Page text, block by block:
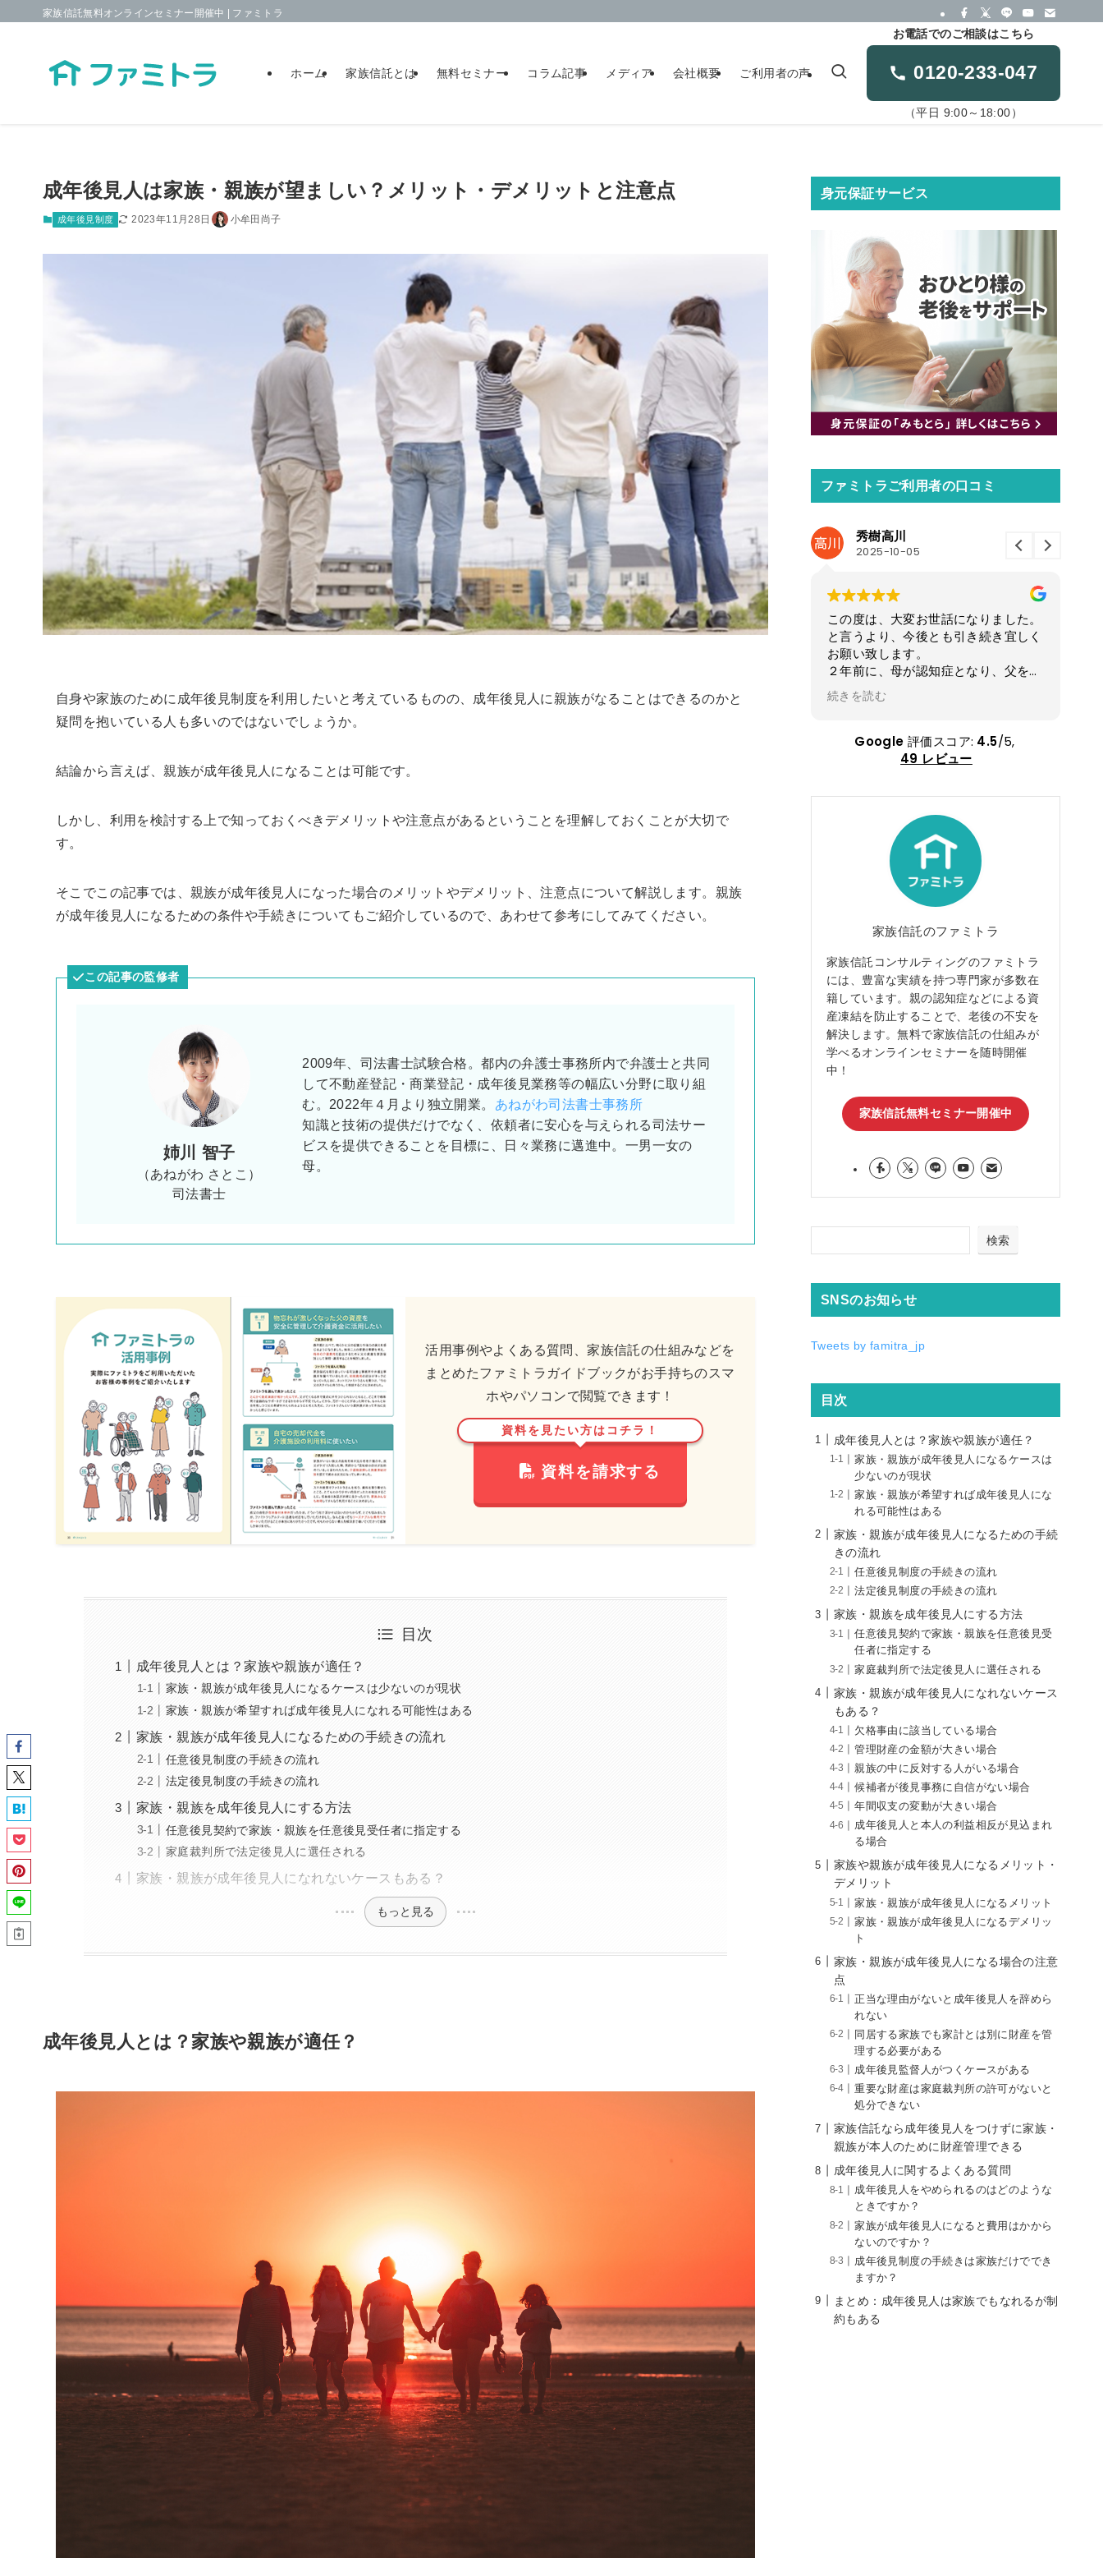
家族信託無料オンラインセミナー開催中 | ファミトラ
ホーム 家族信託とは 無料セミナー コラム記事 メディア 会社概要 ご利用者の声
お電話でのご相談はこちら
0120-233-047
（平日 9:00～18:00）
成年後見人は家族・親族が望ましい？メリット・デメリットと注意点
成年後見制度 2023年11月28日 小牟田尚子
自身や家族のために成年後見制度を利用したいと考えているものの、成年後見人に親族がなることはできるのかと
疑問を抱いている人も多いのではないでしょうか。
結論から言えば、親族が成年後見人になることは可能です。
しかし、利用を検討する上で知っておくべきデメリットや注意点があるということを理解しておくことが大切で
す。
そこでこの記事では、親族が成年後見人になった場合のメリットやデメリット、注意点について解説します。親族
が成年後見人になるための条件や手続きについてもご紹介しているので、あわせて参考にしてみてください。
この記事の監修者
姉川 智子
（あねがわ さとこ）
司法書士
2009年、司法書士試験合格。都内の弁護士事務所内で弁護士と共同
して不動産登記・商業登記・成年後見業務等の幅広い分野に取り組
む。2022年４月より独立開業。 あねがわ司法書士事務所
知識と技術の提供だけでなく、依頼者に安心を与えられる司法サー
ビスを提供できることを目標に、日々業務に邁進中。一男一女の
母。
活用事例やよくある質問、家族信託の仕組みなどを
まとめたファミトラガイドブックがお手持ちのスマ
ホやパソコンで閲覧できます！
資料を見たい方はコチラ！
資料を請求する
目次
成年後見人とは？家族や親族が適任？
家族・親族が成年後見人になるケースは少ないのが現状
家族・親族が希望すれば成年後見人になれる可能性はある
家族・親族が成年後見人になるための手続きの流れ
任意後見制度の手続きの流れ
法定後見制度の手続きの流れ
家族・親族を成年後見人にする方法
任意後見契約で家族・親族を任意後見受任者に指定する
家庭裁判所で法定後見人に選任される
家族・親族が成年後見人になれないケースもある？
もっと見る
成年後見人とは？家族や親族が適任？
身元保証サービス
ファミトラご利用者の口コミ
misono
2026-06-15
おすすめしません。
人を物や金としか見ていない。
業務委託や非正規で従業員数を水増し
して表面を取り繕って使い捨て。そん
ないと感じました。
続きを読む
秀樹高川
2025-10-05
この度は、大変お世話になりました。
と言うより、今後とも引き続き宜しく
２年前に、母が認知症となり、父をサ
ポートして来ましたが、父も廃業し、
母が施設に入ってからは父も物忘れが
た。昨年末からは通院や介護申請等の
族信託を知りファミトラさんにご相談
疑問にも、家族間の問題にも一つ一つ
丁寧な対応を頂き、進めて行ける確信
ご相談から２ヶ月余りで家族信託も成
立し、不安を一掃することが出来まし
た。何より、いつでも相談できる心強
い味方がファミトラさんであり、これ
までご担当頂いた皆様です。繰り返し
になりますが、今後ともどうぞ宜しく
お願い致します。
続きを読む
この度は大変お世話になりました。
口座開設、口座入金まで終了しまし
た。ありがとうございました。
今後どなたかの参考になればと思い
と…。認知症と診断されましたが入
前も退院後もATM操作はできます
結について調べていた所、親子信託
知りました。ネットで自分達で可能
どうか調べましたがかなりハードル
高そうと判断、妹と相談しお願いで
る所を探す事になりました。
ファミトラさんともう一社に資料請
求、両社の担当者と個別に面談し話
する決め手になったのは、担当の方
女性で話しやすく質問事項にも的確
お答え頂けた事、リモート面談で費
も抑えられる事です。
認知症と診断されているので契約ま
進めるのか、母が親子信託をしない
かったのかもしれません。私達も助
りました。
物忘れの進行は人により違うと思い
すが、親子信託をする気持ちがある
ら少しでも早く自分達のフットワー
のリスクがなくなり、母には少しで
長生きしてもらいたいと思っていま
す。
Google 評価スコア: 4.5/5,
49 レビュー
家族信託のファミトラ
家族信託コンサルティングのファミトラ
には、豊富な実績を持つ専門家が多数在
籍しています。親の認知症などによる資
産凍結を防止することで、老後の不安を
解決します。無料で家族信託の仕組みが
学べるオンラインセミナーを随時開催
中！
家族信託無料セミナー開催中
検索
SNSのお知らせ
Tweets by famitra_jp
目次
成年後見人とは？家族や親族が適任？
家族・親族が成年後見人になるケースは
少ないのが現状
家族・親族が希望すれば成年後見人にな
れる可能性はある
家族・親族が成年後見人になるための手続
きの流れ
任意後見制度の手続きの流れ
法定後見制度の手続きの流れ
家族・親族を成年後見人にする方法
任意後見契約で家族・親族を任意後見受
任者に指定する
家庭裁判所で法定後見人に選任される
家族・親族が成年後見人になれないケース
もある？
欠格事由に該当している場合
管理財産の金額が大きい場合
親族の中に反対する人がいる場合
候補者が後見事務に自信がない場合
年間収支の変動が大きい場合
成年後見人と本人の利益相反が見込まれ
る場合
家族や親族が成年後見人になるメリット・
デメリット
家族・親族が成年後見人になるメリット
家族・親族が成年後見人になるデメリッ
ト
家族・親族が成年後見人になる場合の注意
点
正当な理由がないと成年後見人を辞めら
れない
同居する家族でも家計とは別に財産を管
理する必要がある
成年後見監督人がつくケースがある
重要な財産は家庭裁判所の許可がないと
処分できない
家族信託なら成年後見人をつけずに家族・
親族が本人のために財産管理できる
成年後見人に関するよくある質問
成年後見人をやめられるのはどのような
ときですか？
家族が成年後見人になると費用はかから
ないのですか？
成年後見制度の手続きは家族だけででき
ますか？
まとめ：成年後見人は家族でもなれるが制
約もある